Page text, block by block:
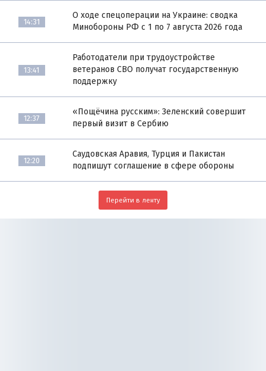
14:31
О ходе спецоперации на Украине: сводка
Минобороны РФ с 1 по 7 августа 2026 года
13:41
Работодатели при трудоустройстве
ветеранов СВО получат государственную
поддержку
12:37
«Пощёчина русским»: Зеленский совершит
первый визит в Сербию
12:20
Саудовская Аравия, Турция и Пакистан
подпишут соглашение в сфере обороны
Перейти в ленту